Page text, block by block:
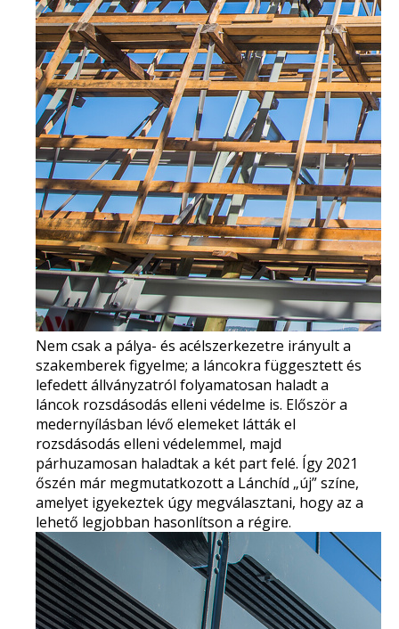
Nem csak a pálya- és acélszerkezetre irányult a
szakemberek figyelme; a láncokra függesztett és
lefedett állványzatról folyamatosan haladt a
láncok rozsdásodás elleni védelme is. Először a
medernyílásban lévő elemeket látták el
rozsdásodás elleni védelemmel, majd
párhuzamosan haladtak a két part felé. Így 2021
őszén már megmutatkozott a Lánchíd „új” színe,
amelyet igyekeztek úgy megválasztani, hogy az a
lehető legjobban hasonlítson a régire.